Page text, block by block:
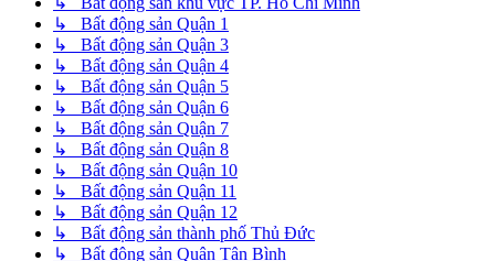
↳ Bất động sản Quận 1
↳ Bất động sản Quận 3
↳ Bất động sản Quận 4
↳ Bất động sản Quận 5
↳ Bất động sản Quận 6
↳ Bất động sản Quận 7
↳ Bất động sản Quận 8
↳ Bất động sản Quận 10
↳ Bất động sản Quận 11
↳ Bất động sản Quận 12
↳ Bất động sản thành phố Thủ Đức
↳ Bất động sản Quận Tân Bình